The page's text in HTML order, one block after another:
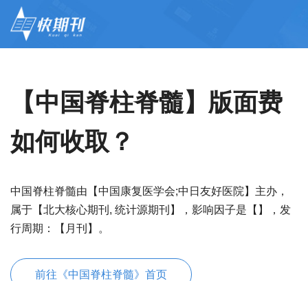
【中国脊柱脊髓】版面费
如何收取？
中国脊柱脊髓由【中国康复医学会;中日友好医院】主办，
属于【北大核心期刊, 统计源期刊】，影响因子是【】，发
行周期：【月刊】。
前往《中国脊柱脊髓》首页